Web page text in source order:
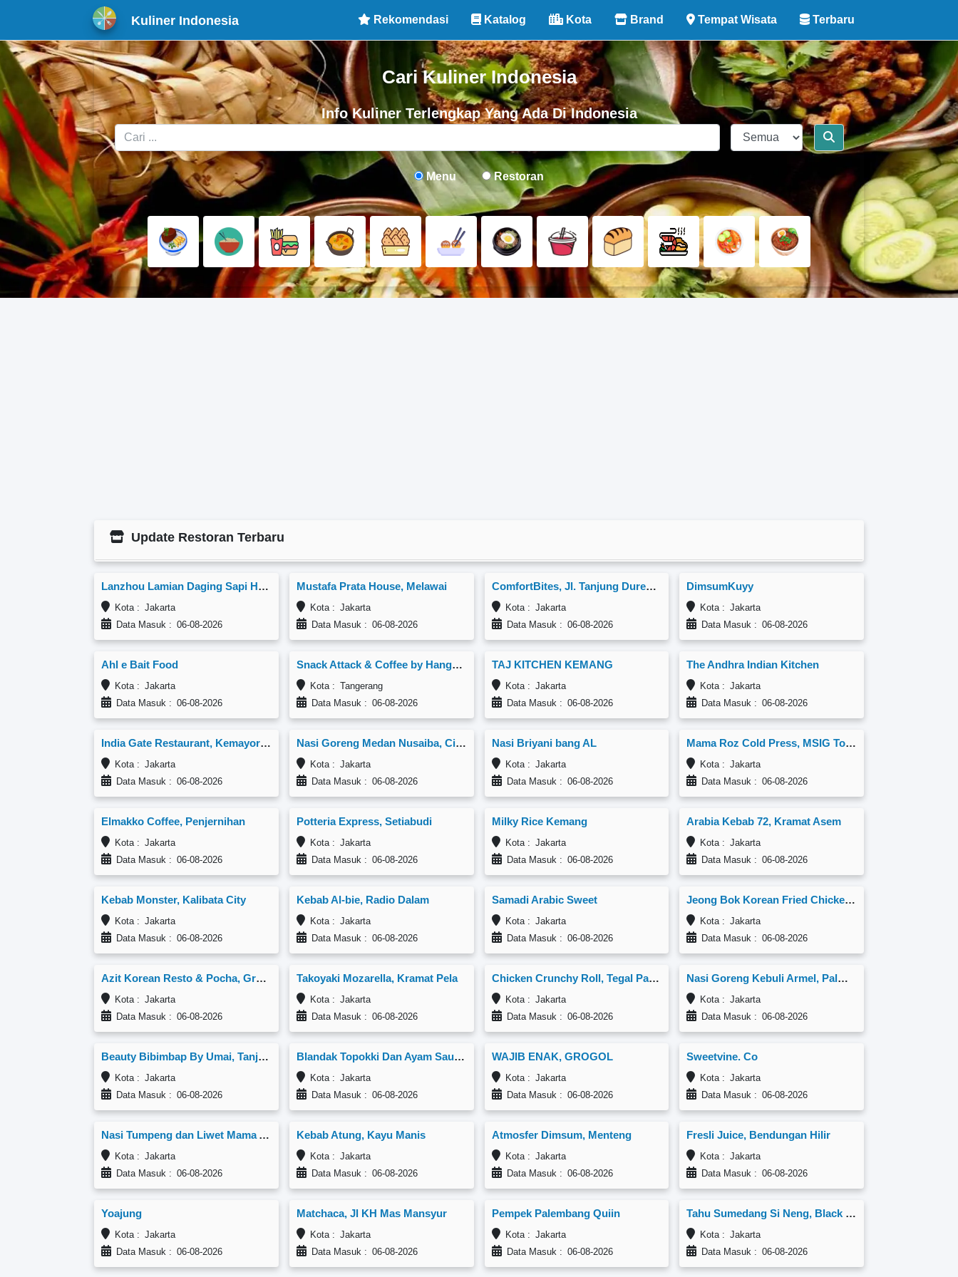
Kuliner Indonesia Rekomendasi Katalog Kota Brand Tempat Wisata Terbaru
Cari Kuliner Indonesia
Info Kuliner Terlengkap Yang Ada Di Indonesia
Menu Restoran
Update Restoran Terbaru
Lanzhou Lamian Daging Sapi Halal, Jl.MH Thamrin city Lt.dasar
Kota : Jakarta
Data Masuk : 06-08-2026
Mustafa Prata House, Melawai
Kota : Jakarta
Data Masuk : 06-08-2026
ComfortBites, Jl. Tanjung Duren Raya No.63
Kota : Jakarta
Data Masuk : 06-08-2026
DimsumKuyy
Kota : Jakarta
Data Masuk : 06-08-2026
Ahl e Bait Food
Kota : Jakarta
Data Masuk : 06-08-2026
Snack Attack & Coffee by Hangry, Cipondoh
Kota : Tangerang
Data Masuk : 06-08-2026
TAJ KITCHEN KEMANG
Kota : Jakarta
Data Masuk : 06-08-2026
The Andhra Indian Kitchen
Kota : Jakarta
Data Masuk : 06-08-2026
India Gate Restaurant, Kemayoran
Kota : Jakarta
Data Masuk : 06-08-2026
Nasi Goreng Medan Nusaiba, Cililitan
Kota : Jakarta
Data Masuk : 06-08-2026
Nasi Briyani bang AL
Kota : Jakarta
Data Masuk : 06-08-2026
Mama Roz Cold Press, MSIG Tower
Kota : Jakarta
Data Masuk : 06-08-2026
Elmakko Coffee, Penjernihan
Kota : Jakarta
Data Masuk : 06-08-2026
Potteria Express, Setiabudi
Kota : Jakarta
Data Masuk : 06-08-2026
Milky Rice Kemang
Kota : Jakarta
Data Masuk : 06-08-2026
Arabia Kebab 72, Kramat Asem
Kota : Jakarta
Data Masuk : 06-08-2026
Kebab Monster, Kalibata City
Kota : Jakarta
Data Masuk : 06-08-2026
Kebab Al-bie, Radio Dalam
Kota : Jakarta
Data Masuk : 06-08-2026
Samadi Arabic Sweet
Kota : Jakarta
Data Masuk : 06-08-2026
Jeong Bok Korean Fried Chicken, Trisakti
Kota : Jakarta
Data Masuk : 06-08-2026
Azit Korean Resto & Pocha, Grand Wijaya Center
Kota : Jakarta
Data Masuk : 06-08-2026
Takoyaki Mozarella, Kramat Pela
Kota : Jakarta
Data Masuk : 06-08-2026
Chicken Crunchy Roll, Tegal Parang
Kota : Jakarta
Data Masuk : 06-08-2026
Nasi Goreng Kebuli Armel, Palmerah
Kota : Jakarta
Data Masuk : 06-08-2026
Beauty Bibimbap By Umai, Tanjung Duren
Kota : Jakarta
Data Masuk : 06-08-2026
Blandak Topokki Dan Ayam Saus Madu, Bukit Duri
Kota : Jakarta
Data Masuk : 06-08-2026
WAJIB ENAK, GROGOL
Kota : Jakarta
Data Masuk : 06-08-2026
Sweetvine. Co
Kota : Jakarta
Data Masuk : 06-08-2026
Nasi Tumpeng dan Liwet Mama Ami
Kota : Jakarta
Data Masuk : 06-08-2026
Kebab Atung, Kayu Manis
Kota : Jakarta
Data Masuk : 06-08-2026
Atmosfer Dimsum, Menteng
Kota : Jakarta
Data Masuk : 06-08-2026
Fresli Juice, Bendungan Hilir
Kota : Jakarta
Data Masuk : 06-08-2026
Yoajung
Kota : Jakarta
Data Masuk : 06-08-2026
Matchaca, Jl KH Mas Mansyur
Kota : Jakarta
Data Masuk : 06-08-2026
Pempek Palembang Quiin
Kota : Jakarta
Data Masuk : 06-08-2026
Tahu Sumedang Si Neng, Black n White Venue Kuningan
Kota : Jakarta
Data Masuk : 06-08-2026